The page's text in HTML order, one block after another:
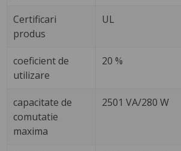
Certificari
produs
UL
coeficient de
utilizare
20 %
capacitate de
comutatie
maxima
2501 VA/280 W